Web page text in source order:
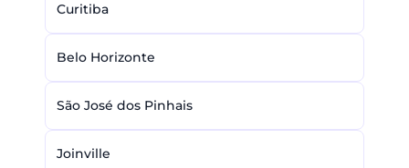
Curitiba
Belo Horizonte
São José dos Pinhais
Joinville